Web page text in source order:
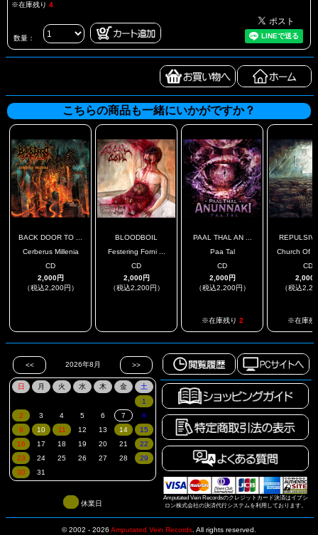
※在庫残り 4
数量：
こちらの商品も一緒にいかがですか？
BACK DOOR TO ...
Cerberus Millenia
CD
2,000円
（税込2,200円）
BLOODBOIL
Festering Forni ...
CD
2,000円
（税込2,200円）
PAAL THAL AN ...
Paa Tal
CD
2,000円
（税込2,200円）
※在庫残り 2
Church Of
CD
2,000
（税込
※在庫残
Amputated Vein Recordsのクレジットカード決済はイプシ
ロン株式会社の決済代行システムを利用しております。
休業日
© 2002 - 2026 Amputated Vein Records All rights reserved.